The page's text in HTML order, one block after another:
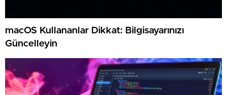
macOS Kullananlar Dikkat: Bilgisayarınızı
Güncelleyin